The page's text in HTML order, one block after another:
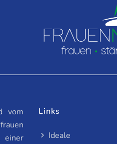
vom
einer
Links
Ideale